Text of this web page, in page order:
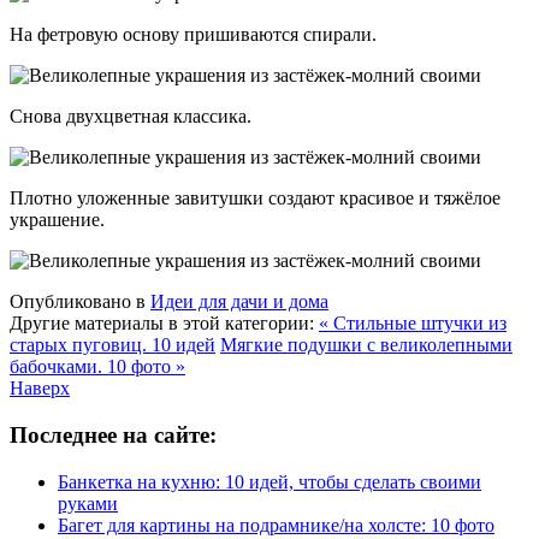
На фетровую основу пришиваются спирали.
Снова двухцветная классика.
Плотно уложенные завитушки создают красивое и тяжёлое
украшение.
Опубликовано в Идеи для дачи и дома
Другие материалы в этой категории: « Стильные штучки из
старых пуговиц. 10 идей Мягкие подушки с великолепными
бабочками. 10 фото »
Наверх
Последнее на сайте:
Банкетка на кухню: 10 идей, чтобы сделать своими
руками
Багет для картины на подрамнике/на холсте: 10 фото